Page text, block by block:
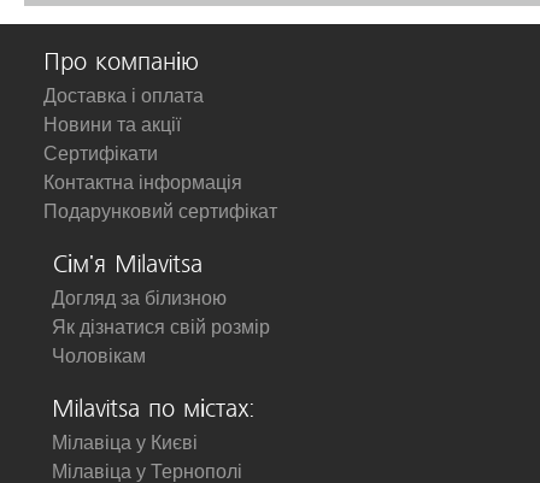
Про компанію
Доставка і оплата
Новини та акції
Сертифікати
Контактна інформація
Подарунковий сертифікат
Сім'я Milavitsa
Догляд за білизною
Як дізнатися свій розмір
Чоловікам
Milavitsa по містах:
Мілавіца у Києві
Мілавіца у Тернополі